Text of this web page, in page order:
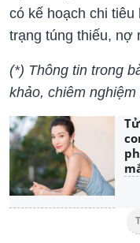
có kế hoạch chi
trạng túng thiếu, nợ
(*) Thông tin trong
khảo, chiêm